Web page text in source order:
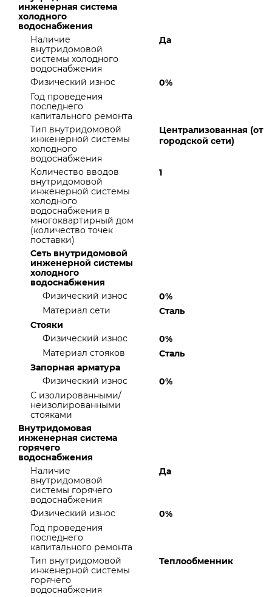
инженерная система
холодного
водоснабжения
Наличие
внутридомовой
системы холодного
водоснабжения
Да
Физический износ
0%
Год проведения
последнего
капитального ремонта
Тип внутридомовой
инженерной системы
холодного
водоснабжения
Централизованная (от
городской сети)
Количество вводов
внутридомовой
инженерной системы
холодного
водоснабжения в
многоквартирный дом
(количество точек
поставки)
1
Сеть внутридомовой
инженерной системы
холодного
водоснабжения
Физический износ
0%
Материал сети
Сталь
Стояки
Физический износ
0%
Материал стояков
Сталь
Запорная арматура
Физический износ
0%
С изолированными/
неизолированными
стояками
Внутридомовая
инженерная система
горячего
водоснабжения
Наличие
внутридомовой
системы горячего
водоснабжения
Да
Физический износ
0%
Год проведения
последнего
капитального ремонта
Тип внутридомовой
инженерной системы
горячего
водоснабжения
Теплообменник